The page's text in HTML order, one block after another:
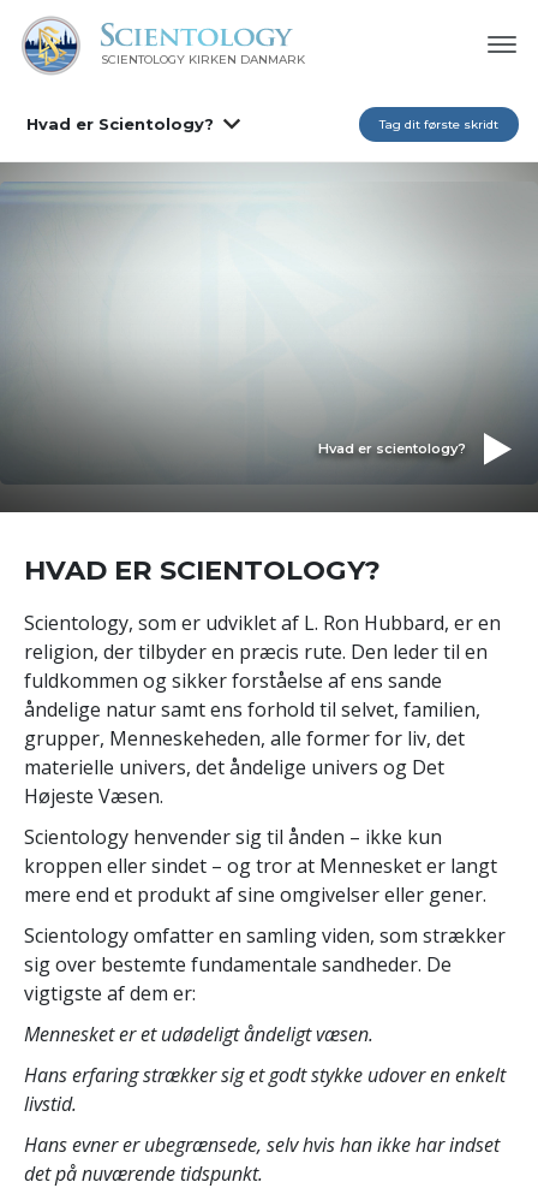
SCIENTOLOGY KIRKEN DANMARK
Hvad er Scientology? Tag dit første skridt
Hvad er scientology?
HVAD ER SCIENTOLOGY?
Scientology, som er udviklet af L. Ron Hubbard, er en
religion, der tilbyder en præcis rute. Den leder til en
fuldkommen og sikker forståelse af ens sande
åndelige natur samt ens forhold til selvet, familien,
grupper, Menneskeheden, alle former for liv, det
materielle univers, det åndelige univers og Det
Højeste Væsen.
Scientology henvender sig til ånden – ikke kun
kroppen eller sindet – og tror at Mennesket er langt
mere end et produkt af sine omgivelser eller gener.
Scientology omfatter en samling viden, som strækker
sig over bestemte fundamentale sandheder. De
vigtigste af dem er:
Mennesket er et udødeligt åndeligt væsen.
Hans erfaring strækker sig et godt stykke udover en enkelt
livstid.
Hans evner er ubegrænsede, selv hvis han ikke har indset
det på nuværende tidspunkt.